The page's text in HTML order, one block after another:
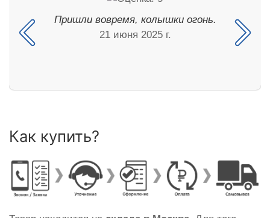
Пришли вовремя, колышки огонь.
21 июня 2025 г.
Как купить?